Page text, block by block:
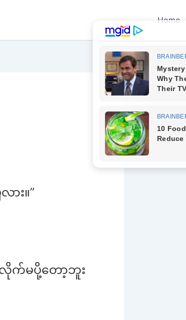
Home
း။”
လိုက်မပို့တော့ဘူး